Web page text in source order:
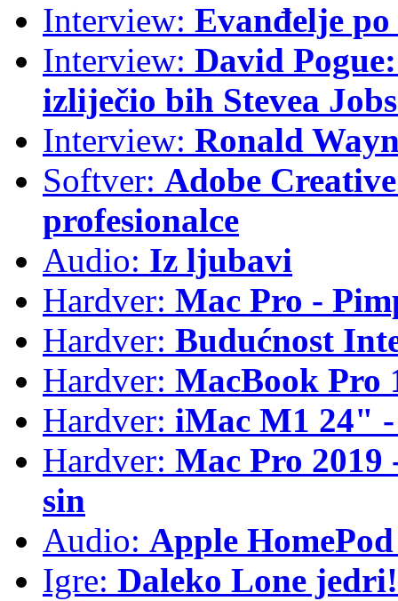
Interview: Evanđelje
Interview: David
izliječio bih Stevea
Interview: Ronald
Softver: Adobe
profesionalce
Audio: Iz ljubavi
Hardver: Mac Pro -
Hardver: Budućnost
Hardver: MacBook Pro
Hardver: iMac M1 24"
Hardver: Mac Pro
sin
Audio: Apple
Igre: Daleko Lone jedri!